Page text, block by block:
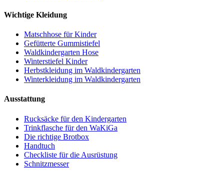
Wichtige Kleidung
Matschhose für Kinder
Gefütterte Gummistiefel
Waldkindergarten Hose
Winterstiefel Kinder
Herbstkleidung im Waldkindergarten
Winterkleidung im Waldkindergarten
Ausstattung
Rucksäcke für den Kindergarten
Trinkflasche für den WaKiGa
Die richtige Brotbox
Handtuch
Checkliste für die Ausrüstung
Schnitzmesser